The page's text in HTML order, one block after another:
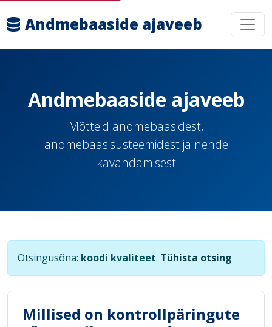
Andmebaaside ajaveeb
Andmebaaside ajaveeb
Mõtteid andmebaasidest,
andmebaasisüsteemidest ja nende
kavandamisest
Otsingusõna: koodi kvaliteet. Tühista otsing
Millised on kontrollpäringute